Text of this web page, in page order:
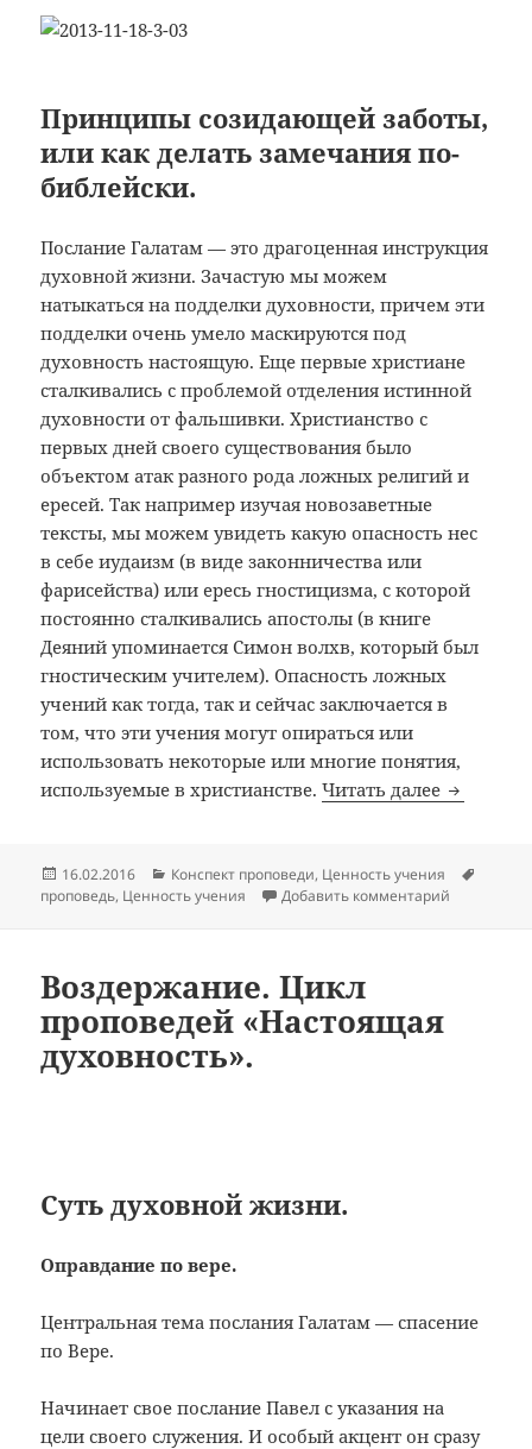
Принципы созидающей заботы,
или как делать замечания по-
библейски.
Послание Галатам — это драгоценная инструкция
духовной жизни. Зачастую мы можем
натыкаться на подделки духовности, причем эти
подделки очень умело маскируются под
духовность настоящую. Еще первые христиане
сталкивались с проблемой отделения истинной
духовности от фальшивки. Христианство с
первых дней своего существования было
объектом атак разного рода ложных религий и
ересей. Так например изучая новозаветные
тексты, мы можем увидеть какую опасность нес
в себе иудаизм (в виде законничества или
фарисейства) или ересь гностицизма, с которой
постоянно сталкивались апостолы (в книге
Деяний упоминается Симон волхв, который был
гностическим учителем). Опасность ложных
учений как тогда, так и сейчас заключается в
том, что эти учения могут опираться или
использовать некоторые или многие понятия,
используемые в христианстве.Читать далее
Опубликовано
16.02.2016 Рубрики
Конспект проповеди, Ценность учения
проповедь, Ценность учения Добавить комментарий
Воздержание. Цикл
проповедей «Настоящая
духовность».
Суть духовной жизни.
Оправдание по вере.
Центральная тема послания Галатам — спасение
по Вере.
Начинает свое послание Павел с указания на
цели своего служения. И особый акцент он сразу